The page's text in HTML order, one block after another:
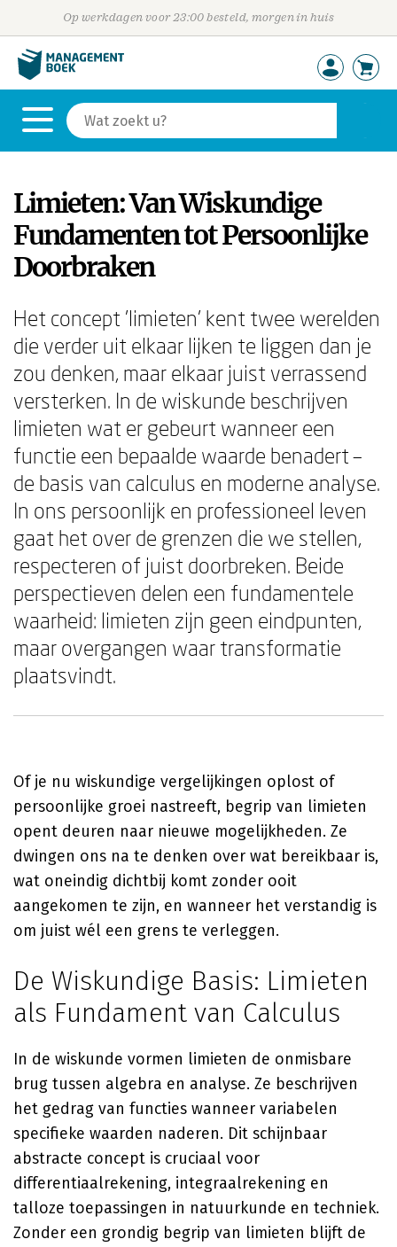
Op werkdagen voor 23:00 besteld, morgen in huis
Limieten: Van Wiskundige
Fundamenten tot Persoonlijke
Doorbraken
Het concept 'limieten' kent twee werelden
die verder uit elkaar lijken te liggen dan je
zou denken, maar elkaar juist verrassend
versterken. In de wiskunde beschrijven
limieten wat er gebeurt wanneer een
functie een bepaalde waarde benadert –
de basis van calculus en moderne analyse.
In ons persoonlijk en professioneel leven
gaat het over de grenzen die we stellen,
respecteren of juist doorbreken. Beide
perspectieven delen een fundamentele
waarheid: limieten zijn geen eindpunten,
maar overgangen waar transformatie
plaatsvindt.
Of je nu wiskundige vergelijkingen oplost of
persoonlijke groei nastreeft, begrip van limieten
opent deuren naar nieuwe mogelijkheden. Ze
dwingen ons na te denken over wat bereikbaar is,
wat oneindig dichtbij komt zonder ooit
aangekomen te zijn, en wanneer het verstandig is
om juist wél een grens te verleggen.
De Wiskundige Basis: Limieten
als Fundament van Calculus
In de wiskunde vormen limieten de onmisbare
brug tussen algebra en analyse. Ze beschrijven
het gedrag van functies wanneer variabelen
specifieke waarden naderen. Dit schijnbaar
abstracte concept is cruciaal voor
differentiaalrekening, integraalrekening en
talloze toepassingen in natuurkunde en techniek.
Zonder een grondig begrip van limieten blijft de